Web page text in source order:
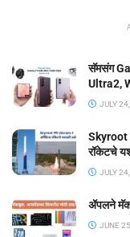
सॅमसंग
Ultra2,
JULY
Skyroot
रॉकेटचे
JULY
ॲपलने
JUNE